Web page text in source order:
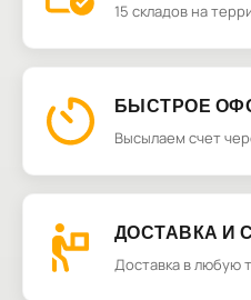
15 складов на
БЫСТРОЕ
Высылаем счет
ДОСТАВКА И
Доставка в любую